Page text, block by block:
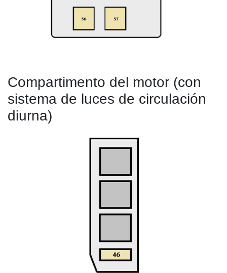
Compartimento del motor (con
sistema de luces de circulación
diurna)